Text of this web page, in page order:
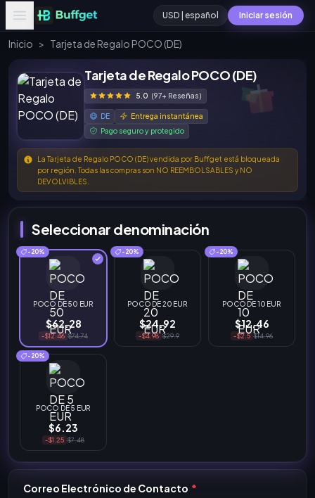
USD | español Iniciar sesión
Inicio > Tarjeta de Regalo POCO (DE)
Tarjeta de Regalo POCO (DE)
5.0 (97+ Reseñas)
DE
Entrega instantánea
Pago seguro y protegido
La Tarjeta de Regalo POCO (DE) vendida por Buffget está bloqueada
por región. Todas las compras son NO REEMBOLSABLES y NO
DEVOLVIBLES.
Seleccionar denominación
-20%
POCO DE 50 EUR
$62.28
-$12.46 $74.74
-20%
POCO DE 20 EUR
$24.92
-$4.98 $29.9
-20%
POCO DE 10 EUR
$12.46
-$2.5 $14.96
-20%
POCO DE 5 EUR
$6.23
-$1.25 $7.48
Correo Electrónico de Contacto *